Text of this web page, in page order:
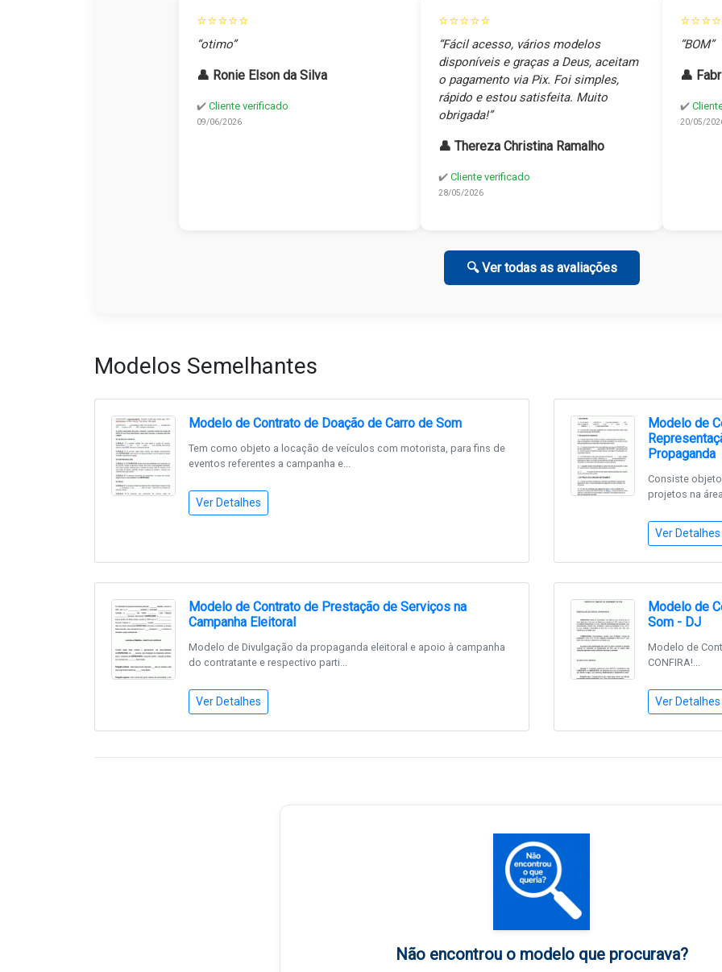
⭐⭐⭐⭐⭐
“otimo”
👤 Ronie Elson da Silva
✔️ Cliente verificado
09/06/2026
⭐⭐⭐⭐⭐
“Fácil acesso, vários modelos
disponíveis e graças a Deus, aceitam
o pagamento via Pix. Foi simples,
rápido e estou satisfeita. Muito
obrigada!”
👤 Thereza Christina Ramalho
✔️ Cliente verificado
28/05/2026
“BOM”
👤
✔️
20/05/
🔍 Ver todas as avaliações
Modelos Semelhantes
Modelo de Contrato de Doação de Carro de Som
Tem como objeto a locação de veículos com motorista, para fins de
eventos referentes a campanha e...
Ver Detalhes
Modelo de
Propaganda
Consiste
projetos na
Ver Detalhes
Modelo de Contrato de Prestação de Serviços na
Campanha Eleitoral
Modelo de Divulgação da propaganda eleitoral e apoio à campanha
do contratante e respectivo parti...
Ver Detalhes
Modelo de
Som - DJ
Modelo de
CONFIRA!...
Ver Detalhes
Não encontrou o modelo que procurava?